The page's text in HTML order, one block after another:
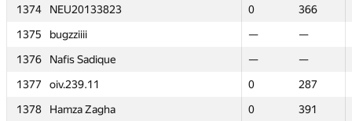
1374
NEU20133823 0
366
1375
bugzziiii —
—
1376
Nafis Sadique —
—
1377
oiv.239.11 0
287
1378
Hamza Zagha 0
391
1374
NEU20133823 0
366
1375
bugzziiii —
—
1376
Nafis Sadique —
—
1377
oiv.239.11 0
287
1378
Hamza Zagha 0
391